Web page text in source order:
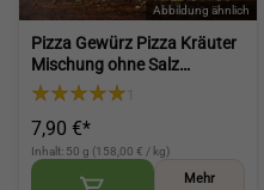
Pizza Gewürz Pizza Kräuter
Mischung ohne Salz
aromatische Würze für Pizza
Blend)
7,90 €*
Inhalt: 50 g (158,00 € / kg)
Mehr